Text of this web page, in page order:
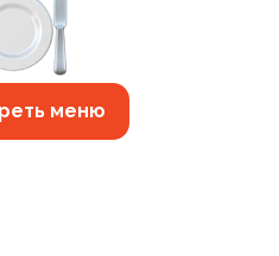
меню